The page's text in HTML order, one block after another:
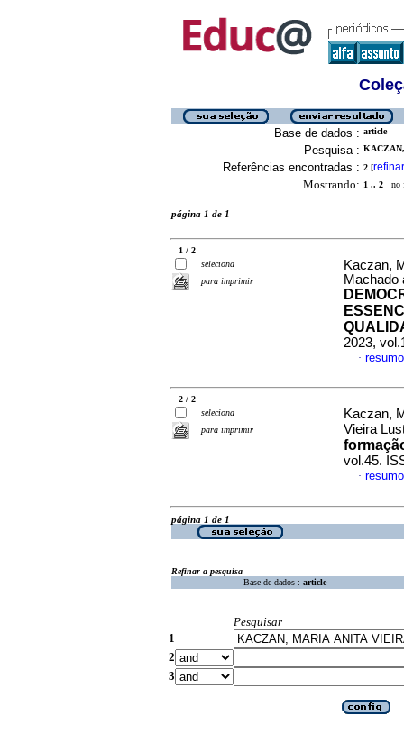
Base de dados : article
Pesquisa :
Referências encontradas : 2 [refinar
Mostrando: 1 .. 2 no
página 1 de 1
1 / 2
seleciona
para imprimir
Kaczan,
Machado
2023,
·
2 / 2
seleciona
para imprimir
Kaczan,
Vieira
vol.45.
·
página 1 de 1
Refinar a pesquisa
Base de dados : article
Pesquisar
1
2
3